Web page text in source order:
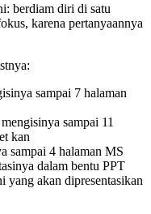
berdiam diri di satu
karena pertanyaannya
sampai 7 halaman
sampai 11
kan
sampai 4 halaman MS
dalam bentu PPT
yang akan dipresentasikan